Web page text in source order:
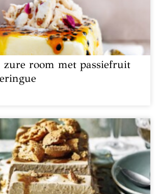
room met passiefruit